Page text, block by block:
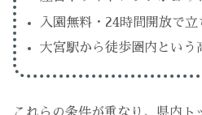
入園無料・24時間開放で立
大宮駅から徒歩圏内という
これらの条件が重なり、県内ト